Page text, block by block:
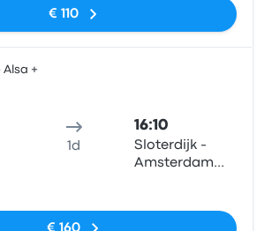
€ 110
Alsa +
1d
16:10
Sloterdijk -
Amsterdam
€ 160